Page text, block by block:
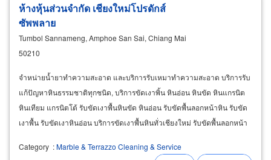
ห้างหุ้นส่วนจำกัด เชียงใหม่โปรดักส์
ซัพพลาย
Tumbol Sannameng, Amphoe San Sai, Chiang Mai
50210
จำหน่ายน้ำยาทำความสะอาด และบริการรับเหมาทำความสะอาด บริการรับ
แก้ปัญหาหินธรรมชาติทุกชนิด, บริการขัดเงาพิ้น หินอ่อน หินขัด หินแกรนิต
หินเทียม แกรนิตโต้ รับขัดเงาพื้นหินขัด หินอ่อน รับขัดพื้นลอกหน้าหิน รับขัด
เงาพื้น รับขัดเงาหินอ่อน บริการขัดเงาพื้นหินทั่วเชียงใหม่ รับขัดพื้นลอกหน้า
Category :Marble & Terrazzo Cleaning & Service